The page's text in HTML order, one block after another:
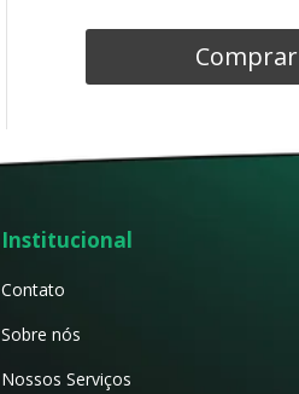
Comprar
Institucional
Contato
Sobre nós
Nossos Serviços